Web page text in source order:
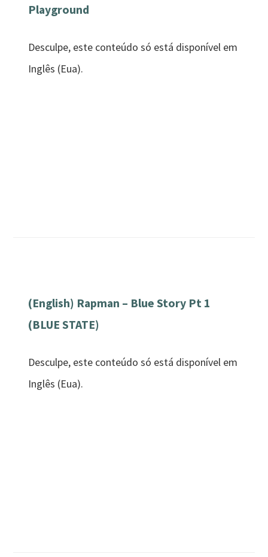
Playground
Desculpe, este conteúdo só está disponível em
Inglês (Eua).
(English) Rapman – Blue Story Pt 1
(BLUE STATE)
Desculpe, este conteúdo só está disponível em
Inglês (Eua).